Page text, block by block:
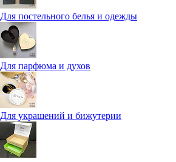
Для постельного белья и одежды
Для парфюма и духов
Для украшений и бижутерии